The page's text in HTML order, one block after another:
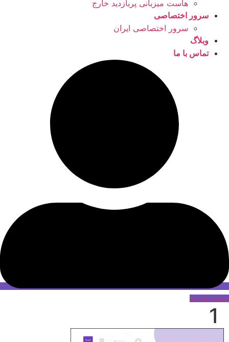
هاست میزبانی پربازدید خارج
سرور اختصاصی
سرور اختصاصی ایران
وبلاگ
تماس با ما
حساب کاربری
1